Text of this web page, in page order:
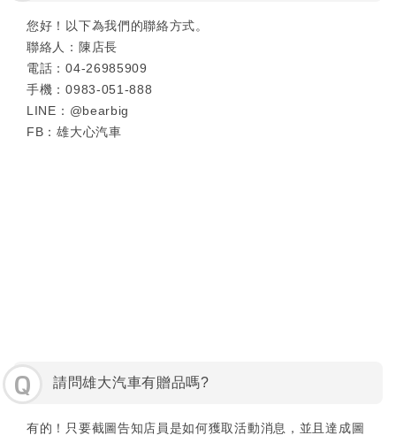
您好！以下為我們的聯絡方式。
聯絡人：陳店長
電話：04-26985909
手機：0983-051-888
LINE：@bearbig
FB：雄大心汽車
Q 請問雄大汽車有贈品嗎?
有的！只要截圖告知店員是如何獲取活動消息，並且達成圖